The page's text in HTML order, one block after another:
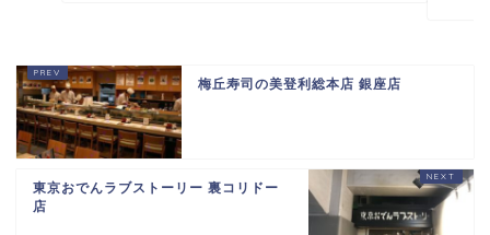
梅丘寿司の美登利総本店 銀座店
東京おでんラブストーリー 裏コリドー
店